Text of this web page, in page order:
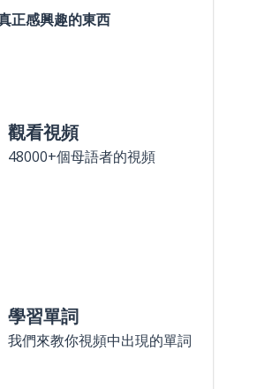
正感興趣的東西
觀看視頻
48000+個母語者的視頻
學習單詞
我們來教你視頻中出現的單詞